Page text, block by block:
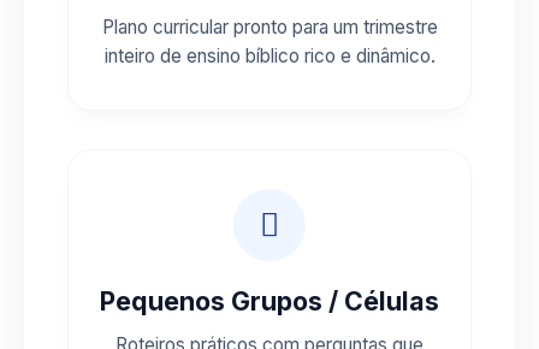
Plano curricular pronto para um trimestre
inteiro de ensino bíblico rico e dinâmico.
Pequenos Grupos / Células